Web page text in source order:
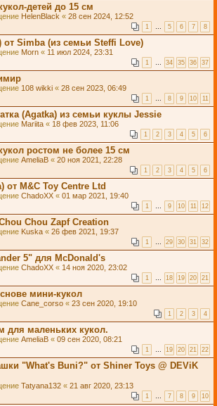
детей до 15 см
HelenBlack « 28 сен 2024, 12:52
1 … 5 6 7 8
от Simba (из семьи Steffi Love)
Morn « 11 июл 2024, 23:31
1 … 34 35 36 37
108 wikki « 28 сен 2023, 06:49
1 … 8 9 10 11
(Agatka) из семьи куклы Jessie
Mariita « 18 фев 2023, 11:06
1 2 3 4 5 6
ростом не более 15 см
AmeliaB « 20 ноя 2021, 22:28
1 2 3 4 5 6
от M&C Toy Centre Ltd
ChadoXX « 01 мар 2021, 19:40
1 … 9 10 11 12
Chou Zapf Creation
Kuska « 26 фев 2021, 19:37
1 … 29 30 31 32
5" для McDonald's
ChadoXX « 14 ноя 2020, 23:02
1 … 18 19 20 21
мини-кукол
Cane_corso « 23 сен 2020, 19:10
1 2 3 4
для маленьких кукол.
AmeliaB « 09 сен 2020, 08:21
1 … 19 20 21 22
"What's Buni?" от Shiner Toys @ DEViK
Tatyana132 « 21 авг 2020, 23:13
1 … 7 8 9 10